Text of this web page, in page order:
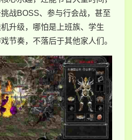
战BOSS、参与行会战，甚至
升级，哪怕是上班族、学生
节奏，不落后于其他家人们。